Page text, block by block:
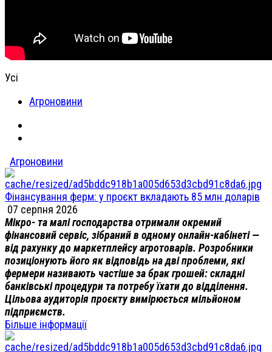
Усі
Агроновини
Агроновини
Фінансування ферм: у проєкт вкладають 85 млн доларів
07 серпня 2026
Мікро- та малі господарства отримали окремий
фінансовий сервіс, зібраний в одному онлайн-кабінеті —
від рахунку до маркетплейсу агротоварів. Розробники
позиціонують його як відповідь на дві проблеми, які
фермери називають частіше за брак грошей: складні
банківські процедури та потребу їхати до відділення.
Цільова аудиторія проєкту вимірюється мільйоном
підприємств.
Більше інформації